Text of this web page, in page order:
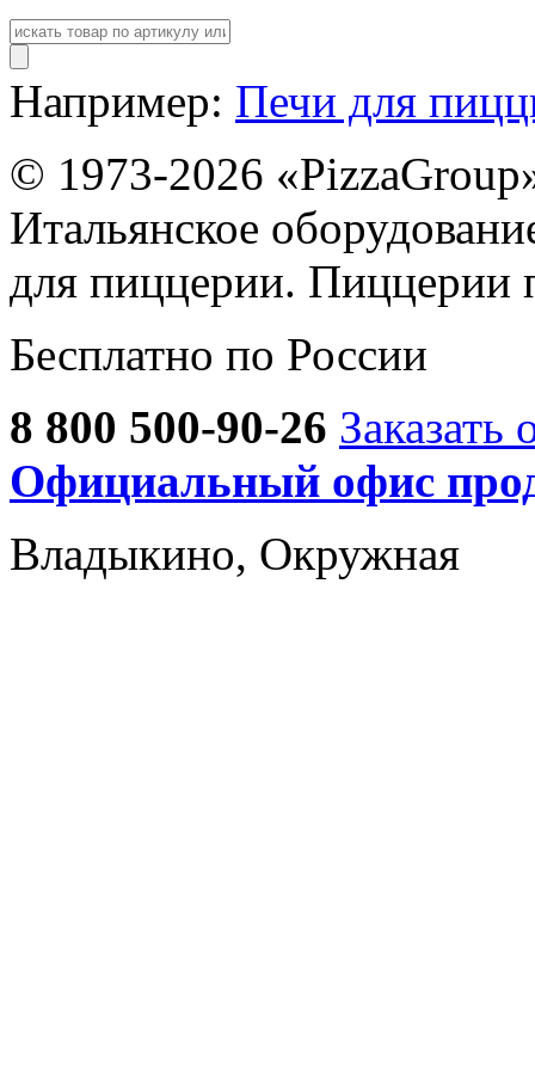
Например: Печи для
© 1973-2026
Итальянское
для пиццерии. Пиццерии
Бесплатно по России
8 800 500-90-26 Заказать
Официальный офис
Владыкино, Окружная